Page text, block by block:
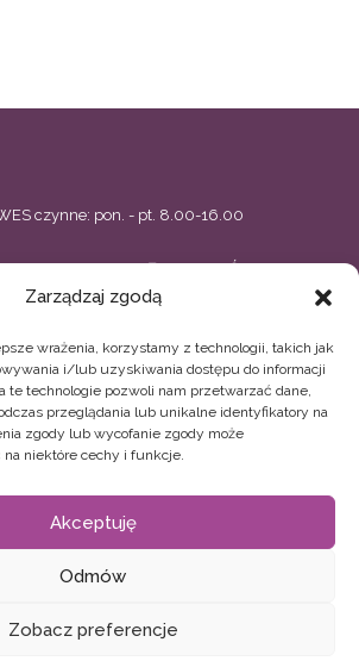
Zarządzaj zgodą
wrażenia, korzystamy z technologii, takich jak
i/lub uzyskiwania dostępu do informacji
te technologie pozwoli nam przetwarzać dane,
przeglądania lub unikalne identyfikatory na
zgody lub wycofanie zgody może
niektóre cechy i funkcje.
Akceptuję
Odmów
Zobacz preferencje
czynne: pon. - pt. 8.00-16.00
PRZEDSIĘBIORCZOŚCI
ul. Zacisze 5, Bielsko-Biała
496 02 11 owes@bcp.org.pl
ARTYSTYCZNE TEATR
GRODZKI
biuro.owes@teatrgrodzki.pl